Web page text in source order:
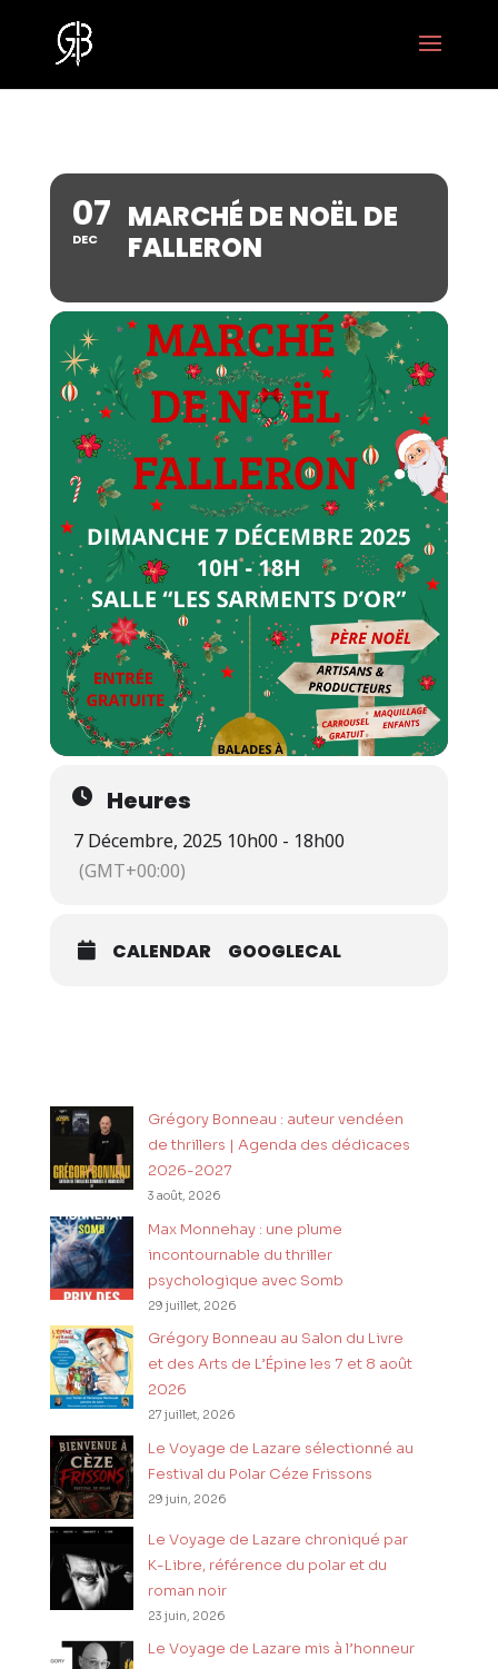
07
DEC
MARCHÉ DE NOËL DE
FALLERON
Heures
7 Décembre, 2025 10h00 - 18h00
(GMT+00:00)
CALENDAR GOOGLECAL
Grégory Bonneau : auteur vendéen
de thrillers | Agenda des dédicaces
2026-2027
3 août, 2026
Max Monnehay : une plume
incontournable du thriller
psychologique avec Somb
29 juillet, 2026
Grégory Bonneau au Salon du Livre
et des Arts de L’Épine les 7 et 8 août
2026
27 juillet, 2026
Le Voyage de Lazare sélectionné au
Festival du Polar Céze Frissons
29 juin, 2026
Le Voyage de Lazare chroniqué par
K-Libre, référence du polar et du
roman noir
23 juin, 2026
Le Voyage de Lazare mis à l’honneur